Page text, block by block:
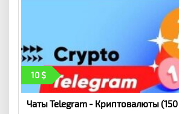
10
Чаты Telegram - Криптовалюты